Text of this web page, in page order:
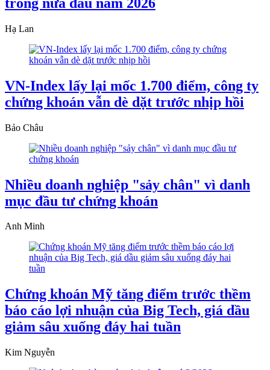
Hạ Lan
VN-Index lấy lại mốc 1.700 điểm, công ty
chứng khoán vẫn dè dặt trước nhịp hồi
Bảo Châu
Nhiều doanh nghiệp "sảy chân" vì danh
mục đầu tư chứng khoán
Anh Minh
Chứng khoán Mỹ tăng điểm trước thềm
báo cáo lợi nhuận của Big Tech, giá dầu
giảm sâu xuống đáy hai tuần
Kim Nguyễn